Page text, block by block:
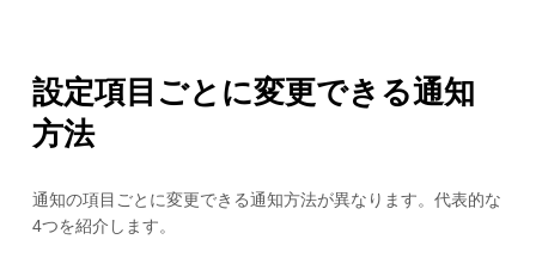
設定項目ごとに変更できる通知
方法
通知の項目ごとに変更できる通知方法が異なります。代表的な
4つを紹介します。